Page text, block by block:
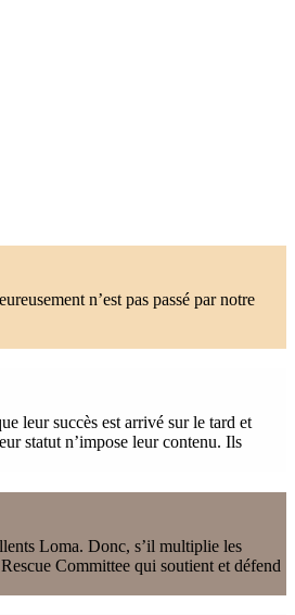
n’est pas passé par notre
leur succès est arrivé sur le tard et
statut n’impose leur contenu. Ils
Loma. Donc, s’il multiplie les
Committee qui soutient et défend